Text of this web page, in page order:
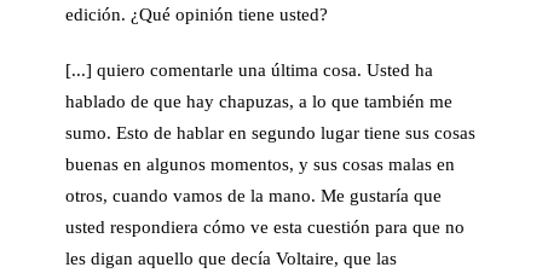
edición. ¿Qué opinión tiene usted?
[...] quiero comentarle una última cosa. Usted ha
hablado de que hay chapuzas, a lo que también me
sumo. Esto de hablar en segundo lugar tiene sus cosas
buenas en algunos momentos, y sus cosas malas en
otros, cuando vamos de la mano. Me gustaría que
usted respondiera cómo ve esta cuestión para que no
les digan aquello que decía Voltaire, que las